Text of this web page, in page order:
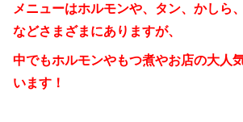
メニューはホルモンや、タン、かしら
などさまざまにありますが、
中でもホルモンやもつ煮やお店の大人
います！